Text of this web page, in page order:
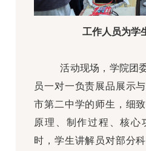
工作人员为学
活动现场，学院团
员一对一负责展品展示
市第二中学的师生，细
原理、制作过程、核心
时，学生讲解员对部分